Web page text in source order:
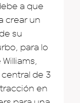
a que
crear un
su
para lo
de 3
en